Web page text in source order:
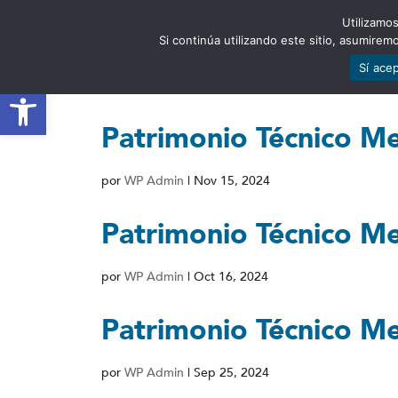
Abrir barra de herramientas
Patrimonio Técnico
por WP Admin | Nov 15, 2024
Patrimonio Técnico
por WP Admin | Oct 16, 2024
Patrimonio Técnico
por WP Admin | Sep 25, 2024
Si continúa utilizando este sitio,
Sí